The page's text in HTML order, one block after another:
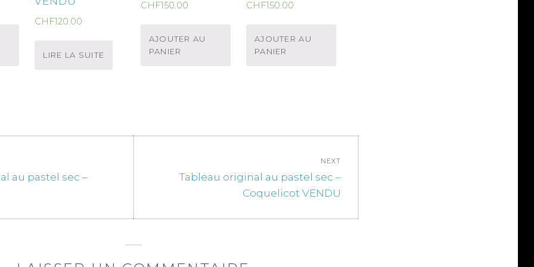
CHF120.00
LIRE LA SUITE
CHF150.00
AJOUTER AU
PANIER
CHF150.00
AJOUTER AU
PANIER
au pastel sec –
NEXT
Next
Tableau original au pastel sec –
Coquelicot VENDU